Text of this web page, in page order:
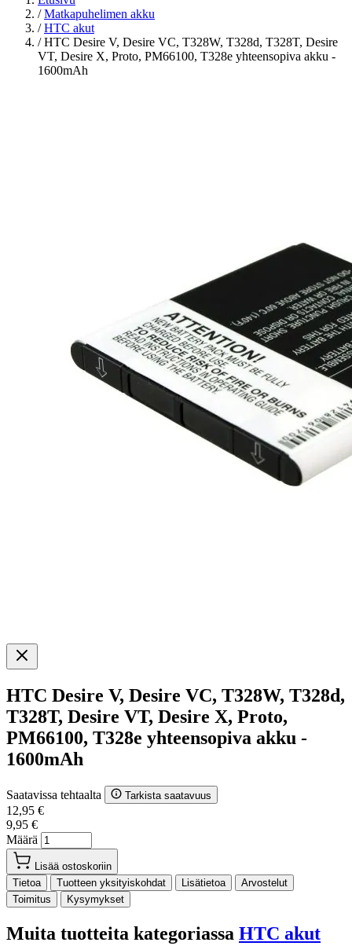
/ Matkapuhelimen akku
/ HTC akut
/ HTC Desire V, Desire VC, T328W, T328d, T328T, Desire
VT, Desire X, Proto, PM66100, T328e yhteensopiva akku -
1600mAh
HTC Desire V, Desire VC, T328W, T328d,
T328T, Desire VT, Desire X, Proto,
PM66100, T328e yhteensopiva akku -
1600mAh
Saatavissa tehtaalta Tarkista saatavuus
12,95 €
9,95 €
Määrä
Lisää ostoskoriin
Tietoa
Tuotteen yksityiskohdat Lisätietoa
Arvostelut
Toimitus
Kysymykset
Muita tuotteita kategoriassa HTC akut